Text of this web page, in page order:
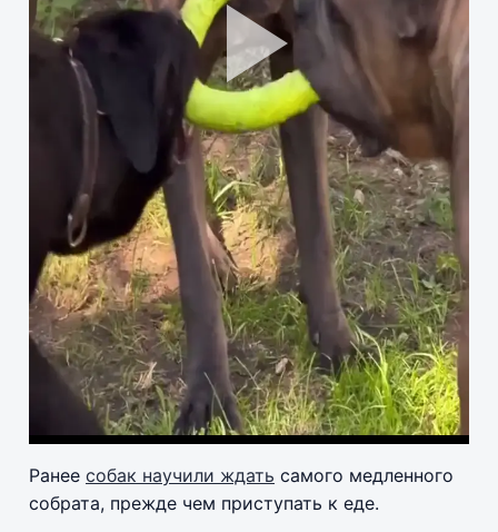
Ранее собак научили ждать самого медленного
собрата, прежде чем приступать к еде.